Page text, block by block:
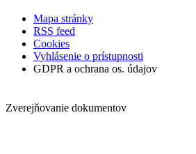
Mapa stránky
RSS feed
Cookies
Vyhlásenie o prístupnosti
GDPR a ochrana os. údajov
Zverejňovanie dokumentov